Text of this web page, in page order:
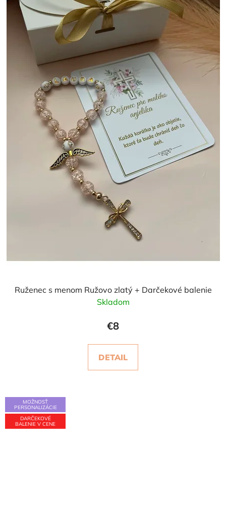
Ruženec s menom Ružovo zlatý + Darčekové balenie
Skladom
€8
DETAIL
MOŽNOSŤ
PERSONALIZÁCIE
DARČEKOVÉ
BALENIE V CENE